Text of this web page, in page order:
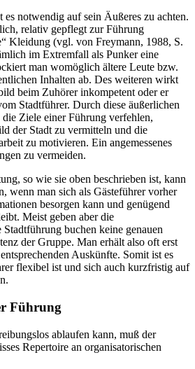
notwendig auf sein Äußeres zu achten.
relativ gepflegt zur Führung
Kleidung (vgl. von Freymann, 1988, S.
im Extremfall als Punker eine
man womöglich ältere Leute bzw.
Inhalten ab. Des weiteren wirkt
beim Zuhörer inkompetent oder er
Stadtführer. Durch diese äußerlichen
Ziele einer Führung verfehlen,
der Stadt zu vermitteln und die
zu motivieren. Ein angemessenes
zu vermeiden.
so wie sie oben beschrieben ist, kann
wenn man sich als Gästeführer vorher
besorgen kann und genügend
Meist geben aber die
Stadtführung buchen keine genauen
der Gruppe. Man erhält also oft erst
Auskünfte. Somit ist es
flexibel ist und sich auch kurzfristig auf
Führung
ablaufen kann, muß der
Repertoire an organisatorischen